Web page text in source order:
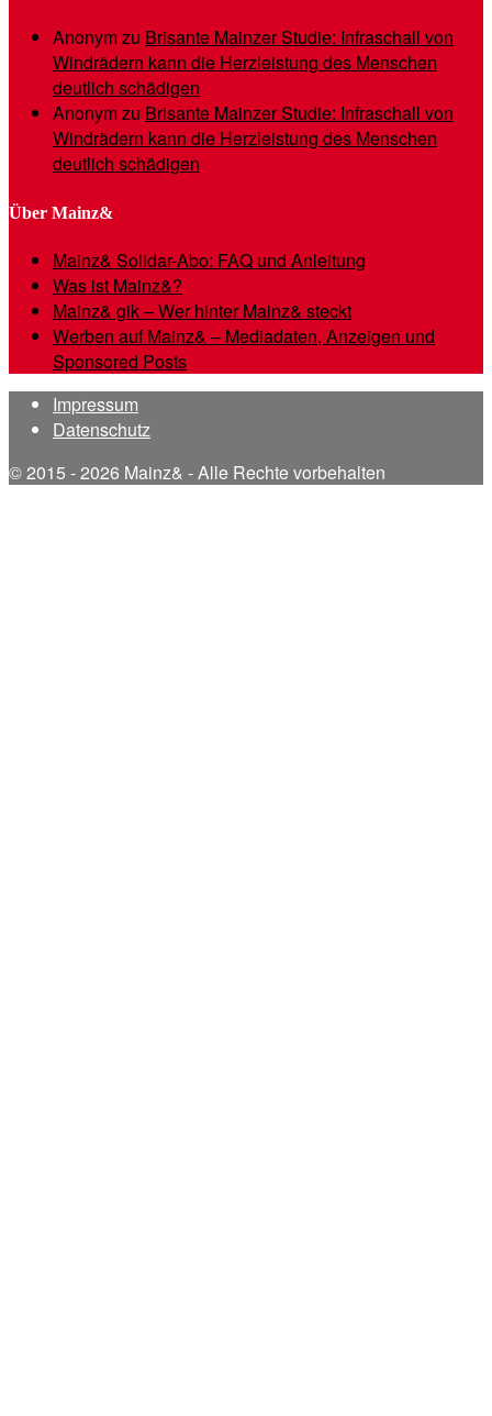
Anonymzu Brisante Mainzer Studie: Infraschall von
Windrädern kann die Herzleistung des Menschen
deutlich schädigen
Anonymzu Brisante Mainzer Studie: Infraschall von
Windrädern kann die Herzleistung des Menschen
deutlich schädigen
Über Mainz&
Mainz& Solidar-Abo: FAQ und Anleitung
Was ist Mainz&?
Mainz& gik – Wer hinter Mainz& steckt
Werben auf Mainz& – Mediadaten, Anzeigen und
Sponsored Posts
Impressum
Datenschutz
© 2015 - 2026 Mainz& - Alle Rechte vorbehalten